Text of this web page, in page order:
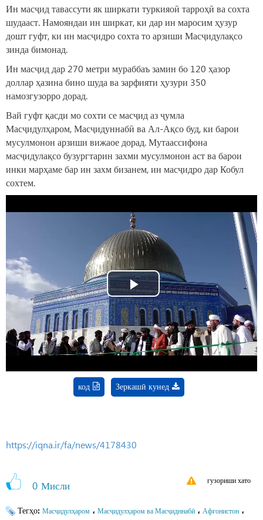
Ин масҷид тавассути як ширкати туркияоӣ тарроҳӣ ва сохта
шудааст. Намояндаи ин ширкат, ки дар ин маросим ҳузур
дошт гуфт, ки ин масҷидро сохта то арзиши Масҷидулақсо
зинда бимонад.
Ин масҷид дар 270 метри мураббаъ замин бо 120 ҳазор
доллар ҳазина бино шуда ва зарфияти ҳузури 350
намозгузорро дорад.
Вай гуфт қасди мо сохти се масҷид аз ҷумла
Масҷидулҳаром, Масҷидуннабӣ ва Ал-Ақсо буд, ки барои
мусулмонон арзиши вижаое дорад. Мутаассифона
масҷидулақсо бузургтарин захми мусулмонон аст ва барои
инки марҳаме бар ин захм бизанем, ин масҷидро дар Кобул
сохтем.
Play
Video
код Зеркашӣ кунед
https://iqna.ir/fa/news/4178430
0 Мисли гузориши хато
Тегҳо: Масҷидулҳаром ، Масҷидулҳаром ва Масҷидннабӣ ، Афғонистон ،